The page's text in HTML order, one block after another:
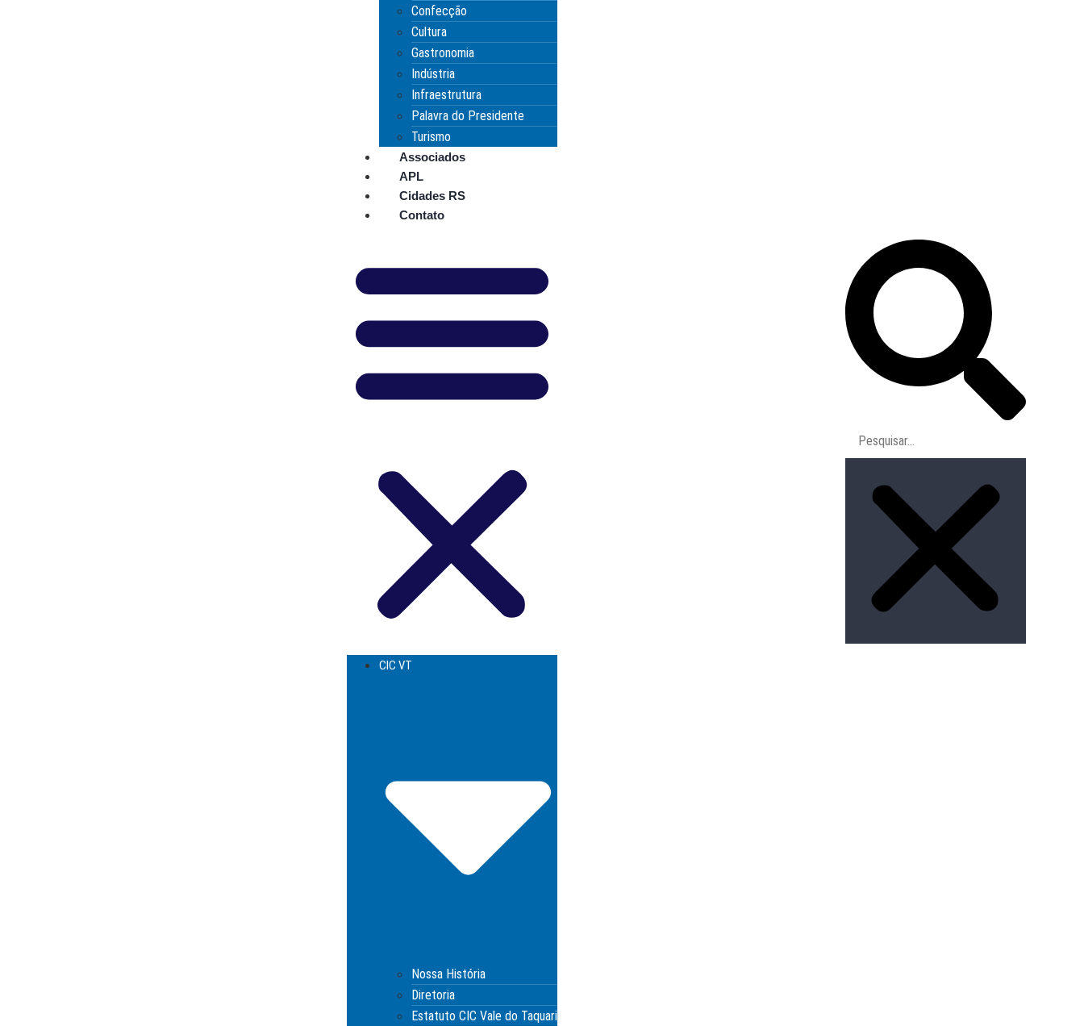
Confecção
Cultura
Gastronomia
Indústria
Infraestrutura
Palavra do Presidente
Turismo
Associados
APL
Cidades RS
Contato
CIC VT
Nossa História
Diretoria
Estatuto CIC Vale do Taquari